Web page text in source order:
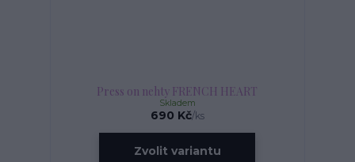
Press on nehty FRENCH HEART
690 Kč/ks
Skladem
Zvolit variantu